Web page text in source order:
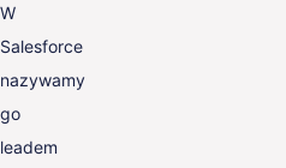
W
Salesforce
nazywamy
go
leadem